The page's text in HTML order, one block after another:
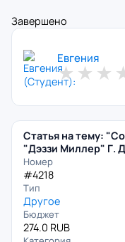
Завершено
Евгения
★ ★ ★
Статья на тему:
"Дэззи Миллер" Г.
Номер
#4218
Тип
Другое
Бюджет
274.0 RUB